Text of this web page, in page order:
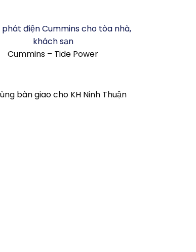
Cummins – Tide Power
bàn giao cho KH Ninh Thuận